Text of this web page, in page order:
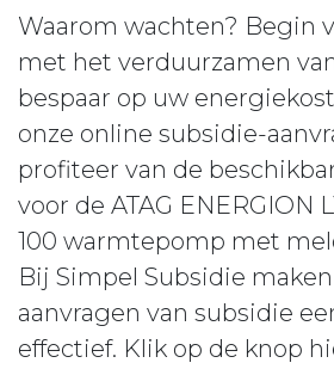
Waarom wachten? Begin
met het verduurzamen
bespaar op uw
onze online subsidie-
profiteer van de
voor de ATAG ENERGION
100 warmtepomp met
Bij Simpel Subsidie
aanvragen van subsidie
effectief. Klik op de knop